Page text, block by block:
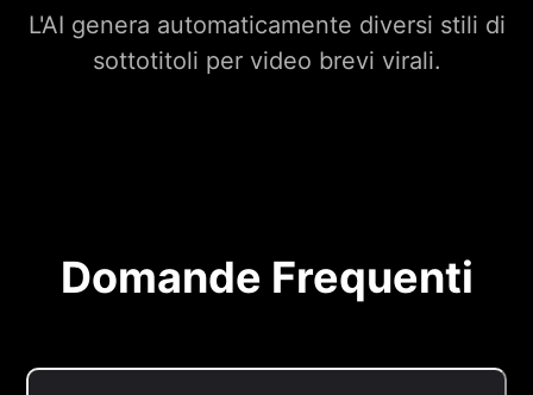
L'AI genera automaticamente diversi stili di
sottotitoli per video brevi virali.
Domande Frequenti